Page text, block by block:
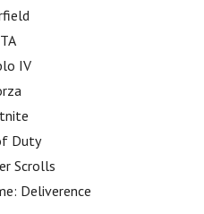
IV
Duty
Scrolls
Deliverence